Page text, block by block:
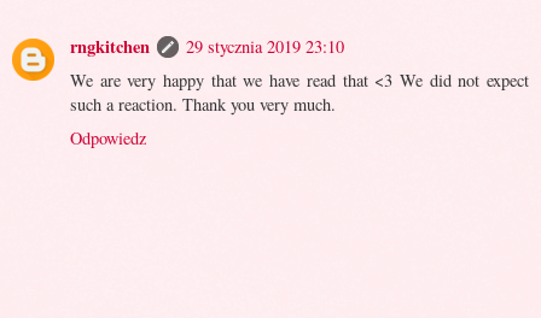
rngkitchen
29 stycznia 2019 23:10
We are very happy that we have read that <3 We did not expect
such a reaction. Thank you very much.
Odpowiedz